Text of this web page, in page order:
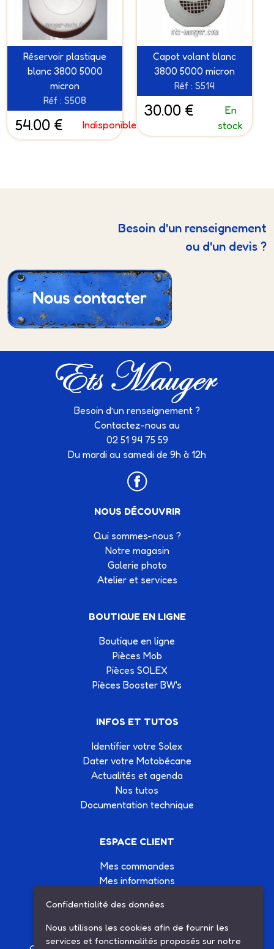
Réservoir plastique
blanc 3800 5000
micron
Réf : S508
54.00 € Indisponible
Capot volant blanc
3800 5000 micron
Réf : S514
30.00 €
En
stock
Besoin d'un renseignement
ou d'un devis ?
Besoin d’un renseignement ?
Contactez-nous au
02 51 94 75 59
Du mardi au samedi de 9h à 12h
NOUS DÉCOUVRIR
Qui sommes-nous ?
Notre magasin
Galerie photo
Atelier et services
BOUTIQUE EN LIGNE
Boutique en ligne
Pièces Mob
Pièces SOLEX
Pièces Booster BW's
INFOS ET TUTOS
Identifier votre Solex
Dater votre Motobécane
Actualités et agenda
Nos tutos
Documentation technique
ESPACE CLIENT
Mes commandes
Mes informations
Conditions générales de vente
Contactez-nous
Confidentialité des données
Nous utilisons les cookies afin de fournir les
services et fonctionnalités proposés sur notre